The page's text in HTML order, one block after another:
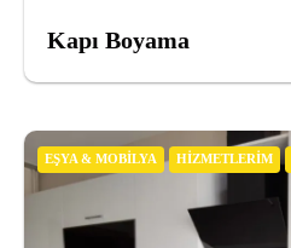
Kapı Boyama
EŞYA & MOBILYA HIZMETLERIM